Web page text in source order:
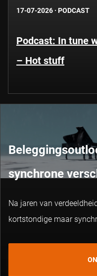
17-07-2026 · PODCAST
Podcast: In tune
– Hot stuff
synchrone
Na jaren van
kortstondige maar